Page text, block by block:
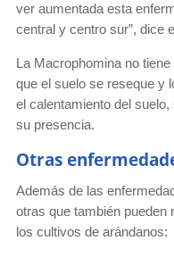
ver aumentada esta
central y centro sur”, dice
La Macrophomina no
que el suelo se reseque y
el calentamiento del
su presencia.
Otras
Además de las
otras que también pueden
los cultivos de arándanos: